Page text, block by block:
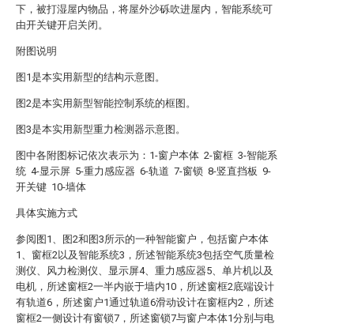
下，被打湿屋内物品，将屋外沙砾吹进屋内，智能系统可
由开关键开启关闭。
附图说明
图1是本实用新型的结构示意图。
图2是本实用新型智能控制系统的框图。
图3是本实用新型重力检测器示意图。
图中各附图标记依次表示为：1-窗户本体 2-窗框 3-智能系
统 4-显示屏 5-重力感应器 6-轨道 7-窗锁 8-竖直挡板 9-
开关键 10-墙体
具体实施方式
参阅图1、图2和图3所示的一种智能窗户，包括窗户本体
1、窗框2以及智能系统3，所述智能系统3包括空气质量检
测仪、风力检测仪、显示屏4、重力感应器5、单片机以及
电机，所述窗框2一半内嵌于墙内10，所述窗框2底端设计
有轨道6，所述窗户1通过轨道6滑动设计在窗框内2，所述
窗框2一侧设计有窗锁7，所述窗锁7与窗户本体1分别与电